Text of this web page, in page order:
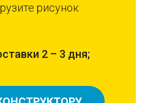
рисунок
2 – 3 дня;